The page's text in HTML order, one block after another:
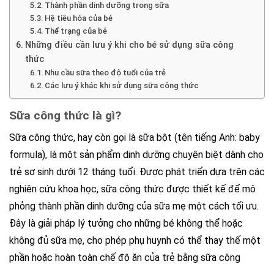
Thành phần dinh dưỡng trong sữa
Hệ tiêu hóa của bé
Thể trạng của bé
Những điều cần lưu ý khi cho bé sử dụng sữa công
thức
Nhu cầu sữa theo độ tuổi của trẻ
Các lưu ý khác khi sử dụng sữa công thức
Sữa công thức là gì?
Sữa công thức, hay còn gọi là sữa bột (tên tiếng Anh: baby
formula), là một sản phẩm dinh dưỡng chuyên biệt dành cho
trẻ sơ sinh dưới 12 tháng tuổi. Được phát triển dựa trên các
nghiên cứu khoa học, sữa công thức được thiết kế để mô
phỏng thành phần dinh dưỡng của sữa mẹ một cách tối ưu.
Đây là giải pháp lý tưởng cho những bé không thể hoặc
không đủ sữa mẹ, cho phép phụ huynh có thể thay thế một
phần hoặc hoàn toàn chế độ ăn của trẻ bằng sữa công